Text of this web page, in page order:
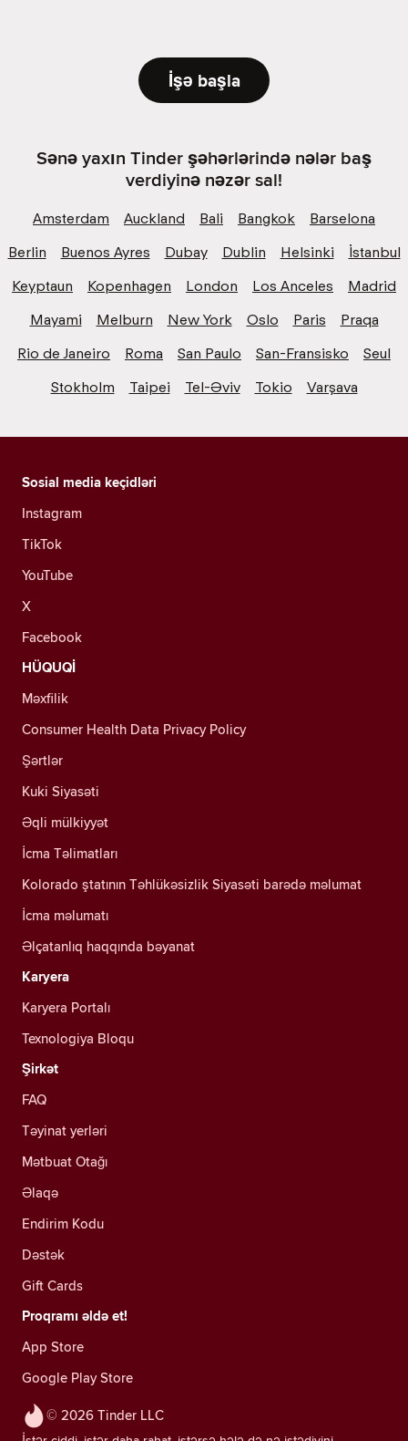
İşə başla
Sənə yaxın Tinder şəhərlərində nələr baş
verdiyinə nəzər sal!
Amsterdam Auckland Bali Bangkok
Barselona
Berlin
Buenos Ayres Dubay Dublin Helsinki
İstanbul
Keyptaun
Kopenhagen London Los Anceles
Madrid
Mayami
Melburn New York Oslo Paris
Praqa
Rio de Janeiro
Roma San Paulo San-Fransisko
Seul
Stokholm
Taipei Tel-Əviv Tokio Varşava
© 2026 Tinder LLC
Sosial media keçidləri
Instagram
TikTok
YouTube
X
Facebook
HÜQUQİ
Məxfilik
Consumer Health Data Privacy Policy
Şərtlər
Kuki Siyasəti
Əqli mülkiyyət
İcma Təlimatları
Kolorado ştatının Təhlükəsizlik Siyasəti barədə məlumat
İcma məlumatı
Əlçatanlıq haqqında bəyanat
Karyera
Karyera Portalı
Texnologiya Bloqu
Şirkət
FAQ
Təyinat yerləri
Mətbuat Otağı
Əlaqə
Endirim Kodu
Dəstək
Gift Cards
Proqramı əldə et!
App Store
Google Play Store